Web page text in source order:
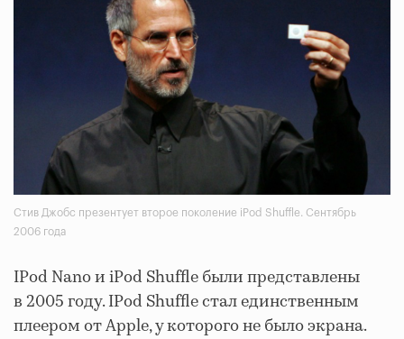
Стив Джобс презентует второе поколение iPod Shuffle. Сентябрь
2006 года
IPod Nano и iPod Shuffle были представлены
в 2005 году. IPod Shuffle стал единственным
плеером от Apple, у которого не было экрана.